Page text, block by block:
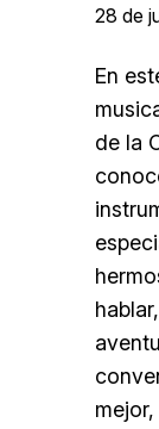
28 de
En
de la